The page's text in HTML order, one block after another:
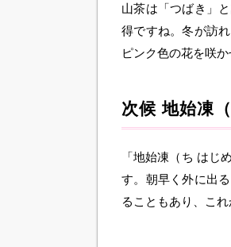
山茶は「つばき」
得ですね。冬が訪
ピンク色の花を咲
次候 地始凍
「地始凍（ち はじ
す。朝早く外に出
ることもあり、こ